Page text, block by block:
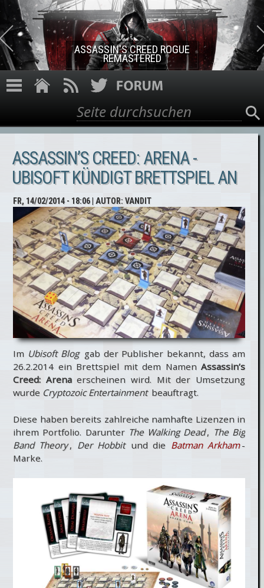
Direkt zum Inhalt
ASSASSIN'S CREED ROGUE
REMASTERED
Suchformular
Suche
ASSASSIN’S CREED: ARENA -
UBISOFT KÜNDIGT BRETTSPIEL AN
FR, 14/02/2014 - 18:06| AUTOR:VANDIT
Im Ubisoft Blog gab der Publisher bekannt, dass am
26.2.2014 ein Brettspiel mit dem Namen Assassin’s
Creed: Arenaerscheinen wird. Mit der Umsetzung
wurde Cryptozoic Entertainment beauftragt.
Diese haben bereits zahlreiche namhafte Lizenzen in
ihrem Portfolio. Darunter The Walking Dead, The Big
Band Theory, Der Hobbitund die Batman Arkham-
Marke.